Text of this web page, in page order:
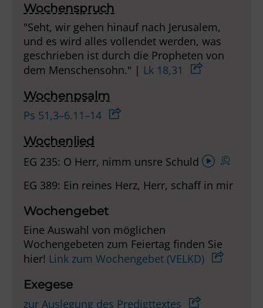
Wochenspruch
"Seht, wir gehen hinauf nach Jerusalem,
und es wird alles vollendet werden, was
geschrieben ist durch die Propheten von
dem Menschensohn." | Lk 18,31
Wochenpsalm
Ps 51,3–6.11–14
Wochenlied
EG 235: O Herr, nimm unsre Schuld Audio-
©
EG 389: Ein reines Herz, Herr, schaff in mir
Wochengebet
Eine Auswahl von möglichen
Wochengebeten zum Feiertag finden Sie
hier! Link zum Wochengebet (VELKD)
Exegese
zur Auslegung des Predigttextes